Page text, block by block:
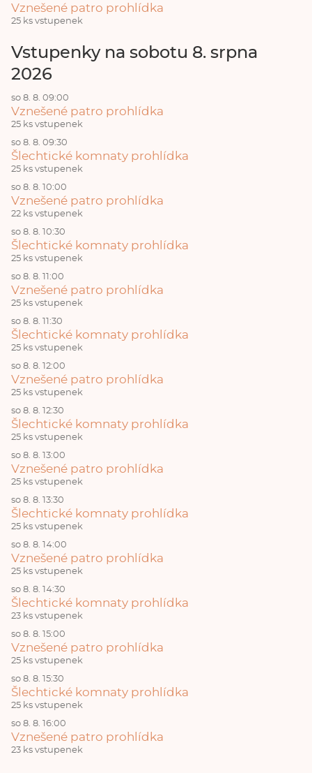
Vznešené patro prohlídka
25 ks vstupenek
Vstupenky na sobotu 8. srpna
2026
so 8. 8. 09:00
Vznešené patro prohlídka
25 ks vstupenek
so 8. 8. 09:30
Šlechtické komnaty prohlídka
25 ks vstupenek
so 8. 8. 10:00
Vznešené patro prohlídka
22 ks vstupenek
so 8. 8. 10:30
Šlechtické komnaty prohlídka
25 ks vstupenek
so 8. 8. 11:00
Vznešené patro prohlídka
25 ks vstupenek
so 8. 8. 11:30
Šlechtické komnaty prohlídka
25 ks vstupenek
so 8. 8. 12:00
Vznešené patro prohlídka
25 ks vstupenek
so 8. 8. 12:30
Šlechtické komnaty prohlídka
25 ks vstupenek
so 8. 8. 13:00
Vznešené patro prohlídka
25 ks vstupenek
so 8. 8. 13:30
Šlechtické komnaty prohlídka
25 ks vstupenek
so 8. 8. 14:00
Vznešené patro prohlídka
25 ks vstupenek
so 8. 8. 14:30
Šlechtické komnaty prohlídka
23 ks vstupenek
so 8. 8. 15:00
Vznešené patro prohlídka
25 ks vstupenek
so 8. 8. 15:30
Šlechtické komnaty prohlídka
25 ks vstupenek
so 8. 8. 16:00
Vznešené patro prohlídka
23 ks vstupenek